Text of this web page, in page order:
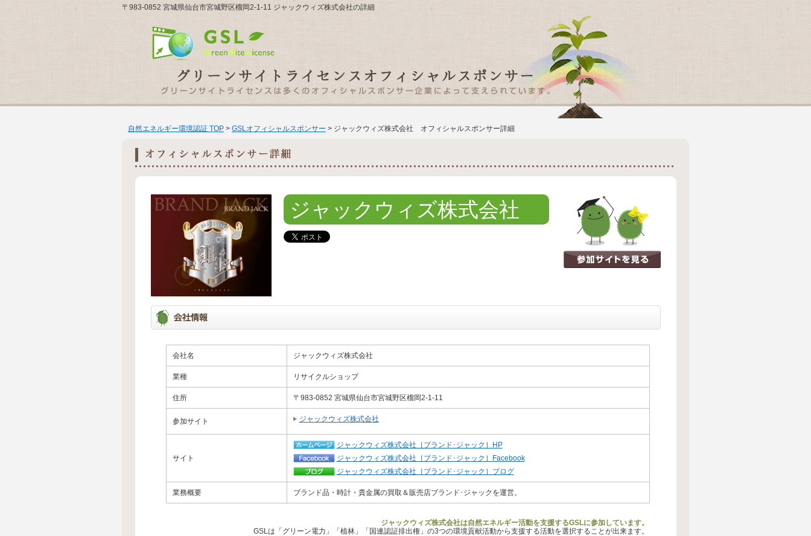
〒983-0852 宮城県仙台市宮城野区榴岡2-1-11 ジャックウィズ株式会社の詳細
自然エネルギー環境認証 TOP > GSLオフィシャルスポンサー > ジャックウィズ株式会社 オフィシャルスポンサー詳細
ジャックウィズ株式会社
会社名 ジャックウィズ株式会社
業種 リサイクルショップ
住所 〒983-0852 宮城県仙台市宮城野区榴岡2-1-11
参加サイト ジャックウィズ株式会社
サイト
ジャックウィズ株式会社［ブランド･ジャック］HP
ジャックウィズ株式会社［ブランド･ジャック］Facebook
ジャックウィズ株式会社［ブランド･ジャック］ブログ
業務概要 ブランド品・時計・貴金属の買取＆販売店ブランド･ジャックを運営。
ジャックウィズ株式会社は自然エネルギー活動を支援するGSLに参加しています。
GSLは「グリーン電力」「植林」「国連認証排出権」の3つの環境貢献活動から支援する活動を選択することが出来ます。